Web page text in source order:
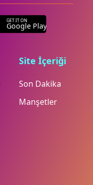
GET IT ON
Google Play
Site İçeriği
Son Dakika
Manşetler